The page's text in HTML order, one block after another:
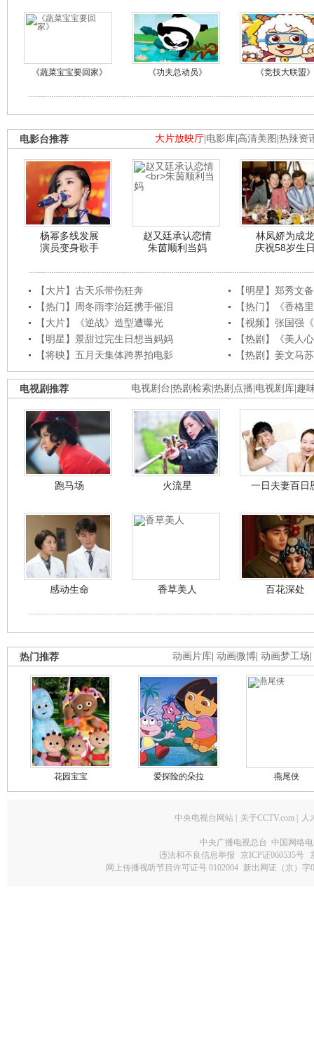
《蔬菜宝宝要回家》 《功夫总动员》 《竞技大联盟》
大片放映厅 电影库 高清美图 热辣资
电影台推荐
杨幂多线发展
演员变身歌手
赵又廷承认恋情
朱茵顺利当妈
林凤娇为成龙
庆祝58岁生
【大片】古天乐带伤狂奔
【明星】郑秀文
【热门】周冬雨李治廷携手催泪
【热门】《香格
【大片】《逆战》造型遭曝光
【视频】张国强
【明星】景甜过完生日想当妈妈
【热剧】《美人
【将映】五月天集体跨界拍电影
【热剧】姜文马
电视剧台 热剧检索 热剧点播 电视剧库 趣
电视剧推荐
跑马场 火流星 一日夫妻百日
感动生命 香草美人 百花深处
动画片库 动画微博 动画梦工场
热门推荐
花园宝宝 爱探险的朵拉 燕尾侠
中央电视台网站 关于CCTV.com 人
中央广播电视总台 中国网络
违法和不良信息举报
京ICP证060535号
网上传播视听节目许可证号 0102004 新出网证（京）